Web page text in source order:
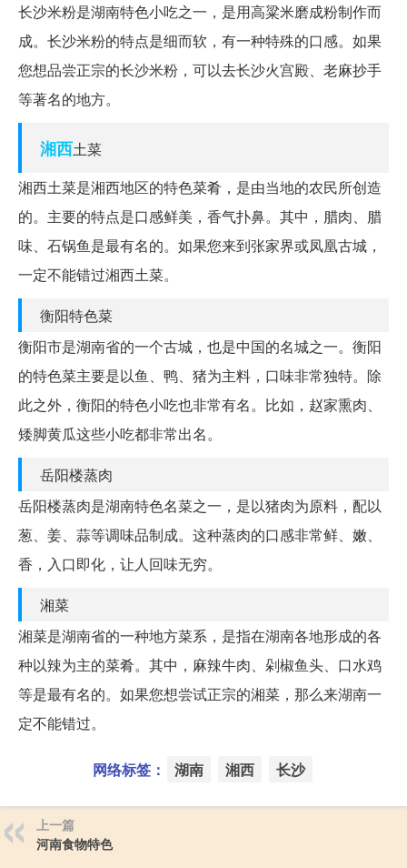
长沙米粉是湖南特色小吃之一，是用高粱米磨成粉制作而
成。长沙米粉的特点是细而软，有一种特殊的口感。如果
您想品尝正宗的长沙米粉，可以去长沙火宫殿、老麻抄手
等著名的地方。
湘西土菜
湘西土菜是湘西地区的特色菜肴，是由当地的农民所创造
的。主要的特点是口感鲜美，香气扑鼻。其中，腊肉、腊
味、石锅鱼是最有名的。如果您来到张家界或凤凰古城，
一定不能错过湘西土菜。
衡阳特色菜
衡阳市是湖南省的一个古城，也是中国的名城之一。衡阳
的特色菜主要是以鱼、鸭、猪为主料，口味非常独特。除
此之外，衡阳的特色小吃也非常有名。比如，赵家熏肉、
矮脚黄瓜这些小吃都非常出名。
岳阳楼蒸肉
岳阳楼蒸肉是湖南特色名菜之一，是以猪肉为原料，配以
葱、姜、蒜等调味品制成。这种蒸肉的口感非常鲜、嫩、
香，入口即化，让人回味无穷。
湘菜
湘菜是湖南省的一种地方菜系，是指在湖南各地形成的各
种以辣为主的菜肴。其中，麻辣牛肉、剁椒鱼头、口水鸡
等是最有名的。如果您想尝试正宗的湘菜，那么来湖南一
定不能错过。
网络标签： 湖南 湘西 长沙
上一篇
河南食物特色